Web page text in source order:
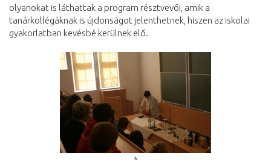
olyanokat is láthattak a program résztvevői, amik a
tanárkollégáknak is újdonságot jelenthetnek, hiszen az iskolai
gyakorlatban kevésbé kerülnek elő.
*